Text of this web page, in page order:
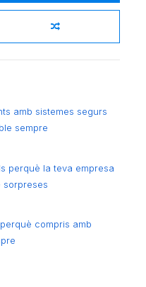
amb sistemes segurs
sempre
perquè la teva empresa
sorpreses
compris amb